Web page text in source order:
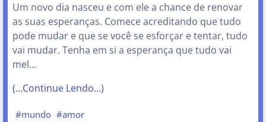
Um novo dia nasceu e com ele a chance de renovar
as suas esperanças. Comece acreditando que tudo
pode mudar e que se você se esforçar e tentar, tudo
vai mudar. Tenha em si a esperança que tudo vai
mel…
(…Continue Lendo…)
#mundo #amor